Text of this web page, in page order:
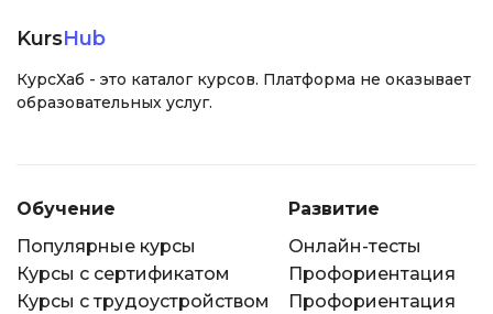
KursHub
КурсХаб - это каталог курсов. Платформа не оказывает
образовательных услуг.
Обучение
Популярные курсы
Курсы с сертификатом
Курсы с трудоустройством
Развитие
Онлайн-тесты
Профориентация
Профориентация